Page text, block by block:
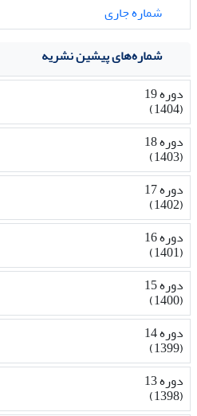
شماره جاری
شماره‌های پیشین نشریه
دوره 19
(1404)
دوره 18
(1403)
دوره 17
(1402)
دوره 16
(1401)
دوره 15
(1400)
دوره 14
(1399)
دوره 13
(1398)